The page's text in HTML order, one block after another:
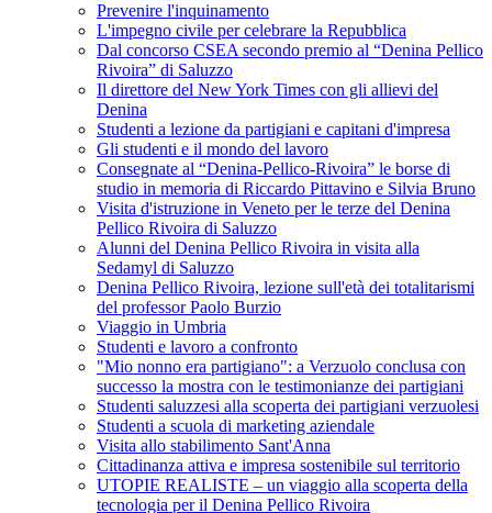
Prevenire l'inquinamento
L'impegno civile per celebrare la Repubblica
Dal concorso CSEA secondo premio al “Denina Pellico
Rivoira” di Saluzzo
Il direttore del New York Times con gli allievi del
Denina
Studenti a lezione da partigiani e capitani d'impresa
Gli studenti e il mondo del lavoro
Consegnate al “Denina-Pellico-Rivoira” le borse di
studio in memoria di Riccardo Pittavino e Silvia Bruno
Visita d'istruzione in Veneto per le terze del Denina
Pellico Rivoira di Saluzzo
Alunni del Denina Pellico Rivoira in visita alla
Sedamyl di Saluzzo
Denina Pellico Rivoira, lezione sull'età dei totalitarismi
del professor Paolo Burzio
Viaggio in Umbria
Studenti e lavoro a confronto
"Mio nonno era partigiano": a Verzuolo conclusa con
successo la mostra con le testimonianze dei partigiani
Studenti saluzzesi alla scoperta dei partigiani verzuolesi
Studenti a scuola di marketing aziendale
Visita allo stabilimento Sant'Anna
Cittadinanza attiva e impresa sostenibile sul territorio
UTOPIE REALISTE – un viaggio alla scoperta della
tecnologia per il Denina Pellico Rivoira